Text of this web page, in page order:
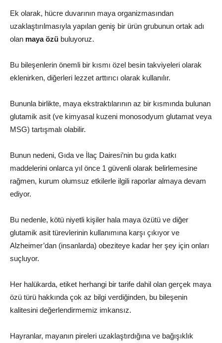
Ek olarak, hücre duvarının maya organizmasından
uzaklaştırılmasıyla yapılan geniş bir ürün grubunun ortak adı
olan maya özü buluyoruz.
Bu bileşenlerin önemli bir kısmı özel besin takviyeleri olarak
eklenirken, diğerleri lezzet arttırıcı olarak kullanılır.
Bununla birlikte, maya ekstraktılarının az bir kısmında bulunan
glutamik asit (ve kimyasal kuzeni monosodyum glutamat veya
MSG) tartışmalı olabilir.
Bunun nedeni, Gıda ve İlaç Dairesi’nin bu gıda katkı
maddelerini onlarca yıl önce 1 güvenli olarak belirlemesine
rağmen, kurum olumsuz etkilerle ilgili raporlar almaya devam
ediyor.
Bu nedenle, kötü niyetli kişiler hala maya özütü ve diğer
glutamik asit türevlerinin kullanımına karşı çıkıyor ve
Alzheimer’dan (insanlarda) obeziteye kadar her şey için onları
suçluyor.
Her halükarda, etiket herhangi bir tarife dahil olan gerçek maya
özü türü hakkında çok az bilgi verdiğinden, bu bileşenin
kalitesini değerlendirmemiz imkansız.
Hayranlar, mayanın pireleri uzaklaştırdığına ve bağışıklık